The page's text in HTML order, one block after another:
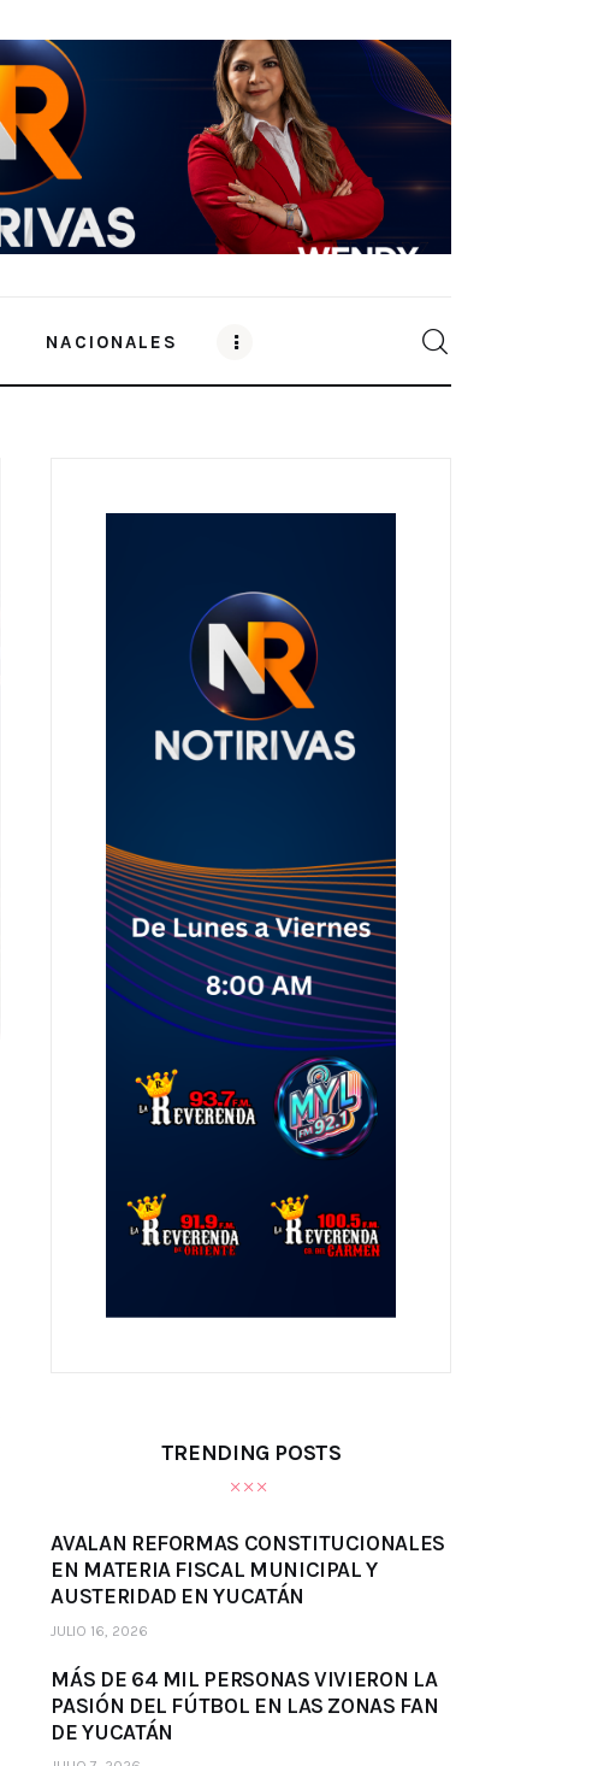
NACIONALES
TRENDING POSTS
AVALAN REFORMAS CONSTITUCIONALES
EN MATERIA FISCAL MUNICIPAL Y
AUSTERIDAD EN YUCATÁN
JULIO 16, 2026
MÁS DE 64 MIL PERSONAS VIVIERON LA
PASIÓN DEL FÚTBOL EN LAS ZONAS FAN
DE YUCATÁN